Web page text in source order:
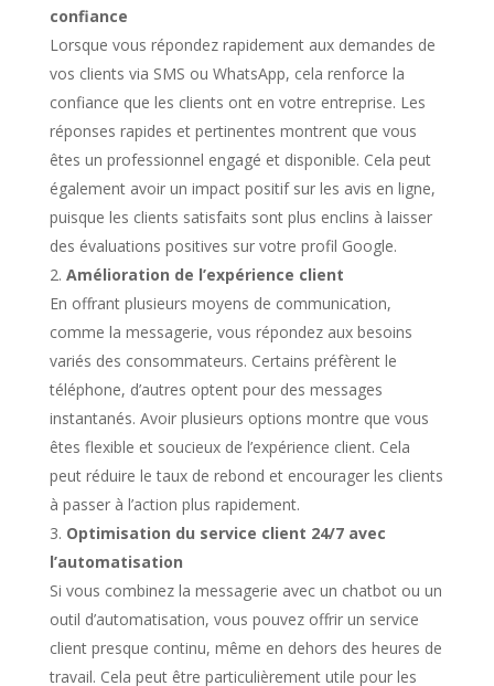
confiance
Lorsque vous répondez rapidement aux demandes de
vos clients via SMS ou WhatsApp, cela renforce la
confiance que les clients ont en votre entreprise. Les
réponses rapides et pertinentes montrent que vous
êtes un professionnel engagé et disponible. Cela peut
également avoir un impact positif sur les avis en ligne,
puisque les clients satisfaits sont plus enclins à laisser
des évaluations positives sur votre profil Google.
Amélioration de l’expérience client
En offrant plusieurs moyens de communication,
comme la messagerie, vous répondez aux besoins
variés des consommateurs. Certains préfèrent le
téléphone, d’autres optent pour des messages
instantanés. Avoir plusieurs options montre que vous
êtes flexible et soucieux de l’expérience client. Cela
peut réduire le taux de rebond et encourager les clients
à passer à l’action plus rapidement.
Optimisation du service client 24/7 avec
l’automatisation
Si vous combinez la messagerie avec un chatbot ou un
outil d’automatisation, vous pouvez offrir un service
client presque continu, même en dehors des heures de
travail. Cela peut être particulièrement utile pour les